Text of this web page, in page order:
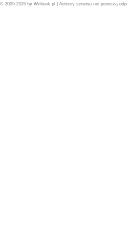
© 2009-2026 by Webook.pl | Autorzy serwisu nie ponoszą